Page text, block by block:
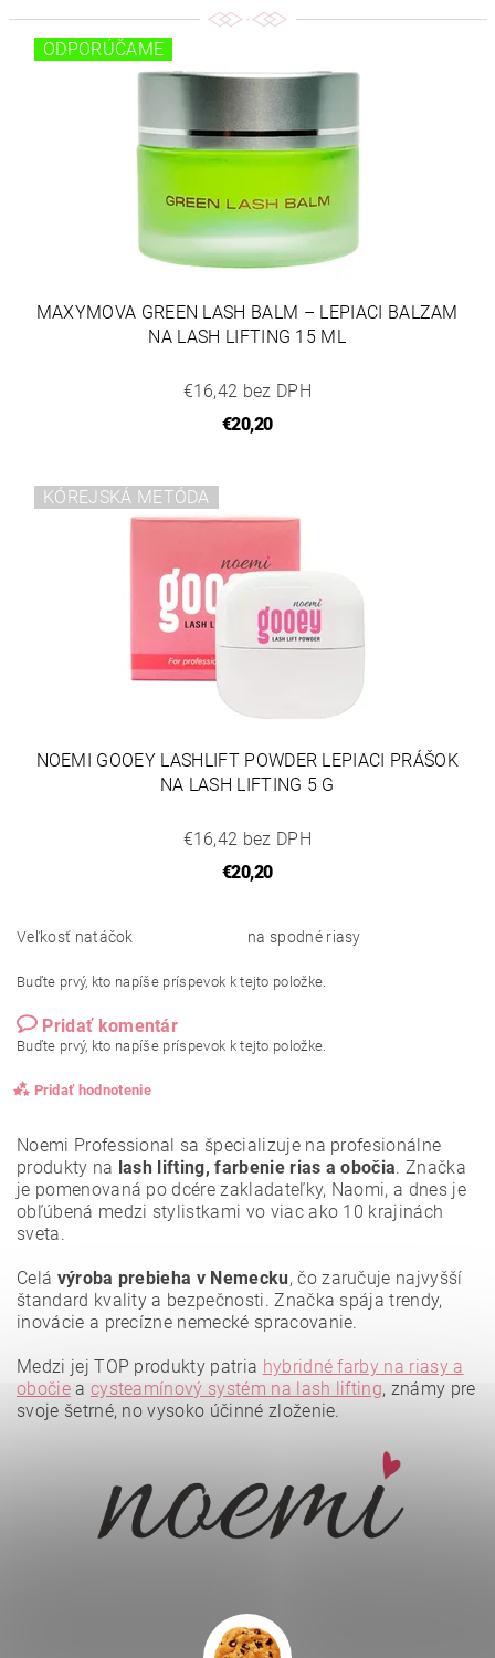
ODPORÚČAME
MAXYMOVA GREEN LASH BALM – LEPIACI BALZAM
NA LASH LIFTING 15 ML
€16,42 bez DPH
€20,20
KÓREJSKÁ METÓDA
NOEMI GOOEY LASHLIFT POWDER LEPIACI PRÁŠOK
NA LASH LIFTING 5 G
€16,42 bez DPH
€20,20
Veľkosť natáčok na spodné riasy
Buďte prvý, kto napíše príspevok k tejto položke.
Pridať komentár
Buďte prvý, kto napíše príspevok k tejto položke.
Pridať hodnotenie
Noemi Professional sa špecializuje na profesionálne
produkty na lash lifting, farbenie rias a obočia. Značka
je pomenovaná po dcére zakladateľky, Naomi, a dnes je
obľúbená medzi stylistkami vo viac ako 10 krajinách
sveta.
Celá výroba prebieha v Nemecku, čo zaručuje najvyšší
štandard kvality a bezpečnosti. Značka spája trendy,
inovácie a precízne nemecké spracovanie.
Medzi jej TOP produkty patria hybridné farby na riasy a
obočiea cysteamínový systém na lash lifting, známy pre
svoje šetrné, no vysoko účinné zloženie.